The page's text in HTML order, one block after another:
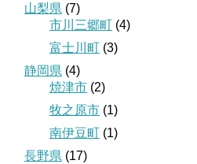
山梨県 (7)
市川三郷町 (4)
富士川町 (3)
静岡県 (4)
焼津市 (2)
牧之原市 (1)
南伊豆町 (1)
長野県 (17)